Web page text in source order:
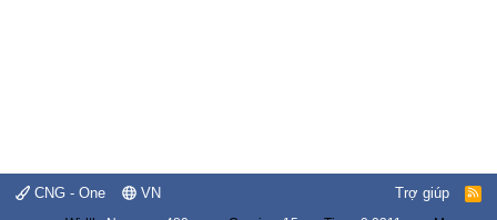
CNG - One VN Trợ giúp
R